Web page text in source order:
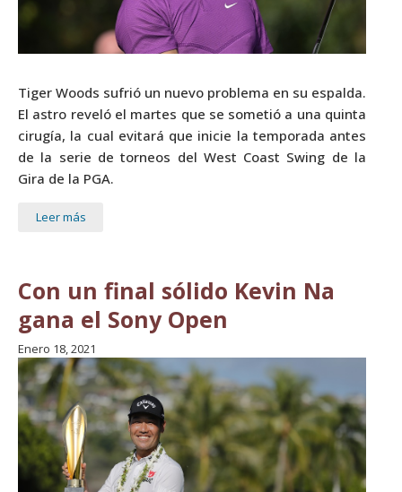
Tiger Woods sufrió un nuevo problema en su espalda.
El astro reveló el martes que se sometió a una quinta
cirugía, la cual evitará que inicie la temporada antes
de la serie de torneos del West Coast Swing de la
Gira de la PGA.
Leer más
Con un final sólido Kevin Na
gana el Sony Open
Enero 18, 2021